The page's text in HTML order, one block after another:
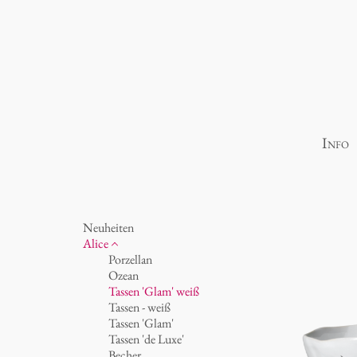
Info
Neuheiten
Alice
Porzellan
Ozean
Tassen 'Glam' weiß
Tassen - weiß
Tassen 'Glam'
Tassen 'de Luxe'